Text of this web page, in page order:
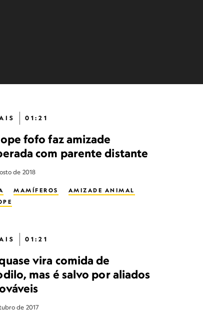
01:21
fofo faz amizade
com parente distante
de 2018
MAMÍFEROS
AMIZADE ANIMAL
01:21
vira comida de
mas é salvo por aliados
de 2017